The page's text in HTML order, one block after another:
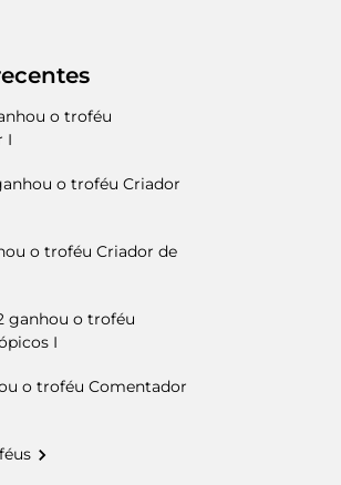
o troféu
I
o troféu Criador
o troféu Criador de
ganhou o troféu
I
o troféu Comentador